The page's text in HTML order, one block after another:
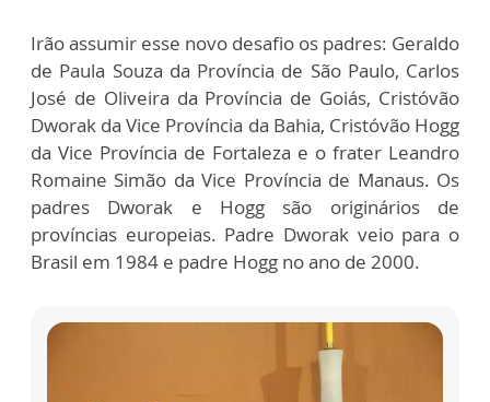
Irão assumir esse novo desafio os padres: Geraldo
de Paula Souza da Província de São Paulo, Carlos
José de Oliveira da Província de Goiás, Cristóvão
Dworak da Vice Província da Bahia, Cristóvão Hogg
da Vice Província de Fortaleza e o frater Leandro
Romaine Simão da Vice Província de Manaus. Os
padres Dworak e Hogg são originários de
províncias europeias. Padre Dworak veio para o
Brasil em 1984 e padre Hogg no ano de 2000.